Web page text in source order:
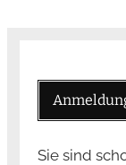
Sie sind